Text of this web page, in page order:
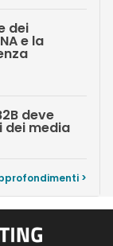
dei
e la
deve
dei media
>